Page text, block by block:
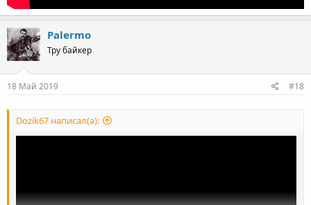
Palermo
Тру байкер
18 Май 2019 #18
Dozik67 написал(а):